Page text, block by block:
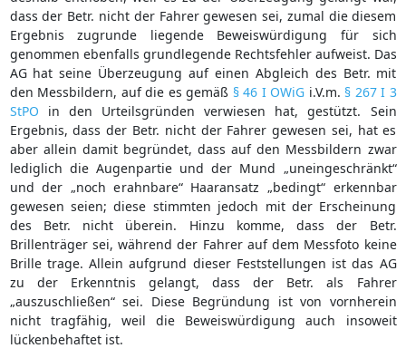
dass der Betr. nicht der Fahrer gewesen sei, zumal die diesem
Ergebnis zugrunde liegende Beweiswürdigung für sich
genommen ebenfalls grundlegende Rechtsfehler aufweist. Das
AG hat seine Überzeugung auf einen Abgleich des Betr. mit
den Messbildern, auf die es gemäß § 46 I OWiG i.V.m. § 267 I 3
StPO in den Urteilsgründen verwiesen hat, gestützt. Sein
Ergebnis, dass der Betr. nicht der Fahrer gewesen sei, hat es
aber allein damit begründet, dass auf den Messbildern zwar
lediglich die Augenpartie und der Mund „uneingeschränkt“
und der „noch erahnbare“ Haaransatz „bedingt“ erkennbar
gewesen seien; diese stimmten jedoch mit der Erscheinung
des Betr. nicht überein. Hinzu komme, dass der Betr.
Brillenträger sei, während der Fahrer auf dem Messfoto keine
Brille trage. Allein aufgrund dieser Feststellungen ist das AG
zu der Erkenntnis gelangt, dass der Betr. als Fahrer
„auszuschließen“ sei. Diese Begründung ist von vornherein
nicht tragfähig, weil die Beweiswürdigung auch insoweit
lückenbehaftet ist.